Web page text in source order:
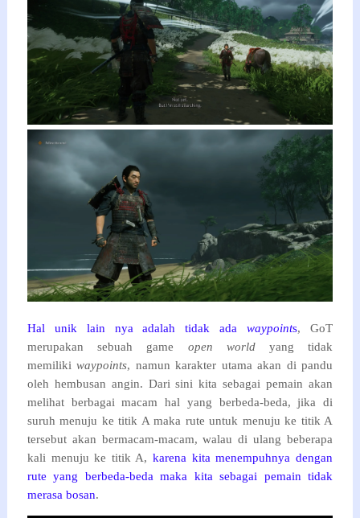
Hal unik lain nya adalah tidak adawaypoints, GoT
merupakan sebuah game open worldyang tidak
memilikiwaypoints, namun karakter utama akan di pandu
oleh hembusan angin. Dari sini kita sebagai pemain akan
melihat berbagai macam hal yang berbeda-beda, jika di
suruh menuju ke titik A maka rute untuk menuju ke titik A
tersebut akan bermacam-macam, walau di ulang beberapa
kali menuju ke titik A,karena kita menempuhnya dengan
rute yang berbeda-beda maka kita sebagai pemain tidak
merasa bosan.